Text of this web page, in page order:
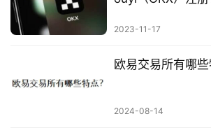
2023-11-17
欧易交易所有哪些
2024-08-14